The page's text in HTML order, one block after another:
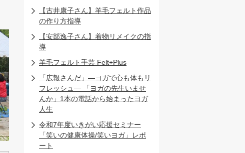
【古井康子さん】羊毛フェルト作品
の作り方指導
【安部逸子さん】着物リメイクの指
導
羊毛フェルト手芸 Felt+Plus
「広報さんだ」―ヨガで心も体もリ
フレッシュ― 「ヨガの先生いませ
んか」1本の電話から始まったヨガ
人生
令和7年度いきがい応援セミナー
「笑いの健康体操/笑いヨガ」レポ
ート